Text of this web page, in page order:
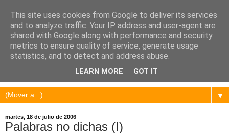
▼
martes, 18 de julio de 2006
Palabras no dichas (I)
This site uses cookies from Google to deliver its services
and to analyze traffic. Your IP address and user-agent are
shared with Google along with performance and security
metrics to ensure quality of service, generate usage
statistics, and to detect and address abuse.
LEARN MORE GOT IT